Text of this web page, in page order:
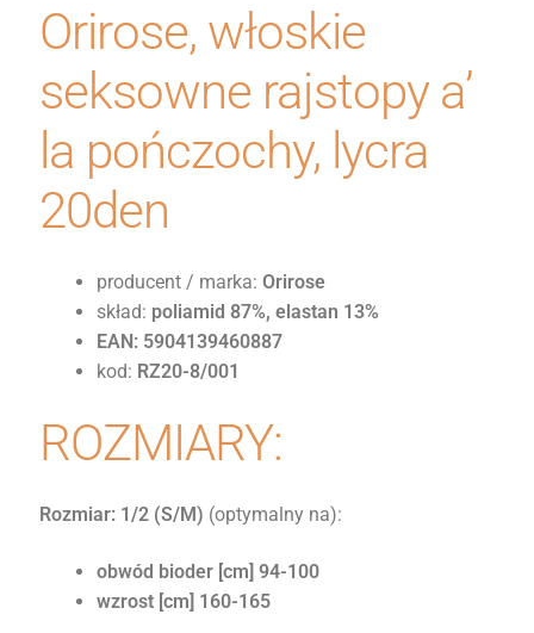
Orirose, włoskie
seksowne rajstopy a’
la pończochy, lycra
20den
producent / marka: Orirose
skład: poliamid 87%, elastan 13%
EAN: 5904139460887
kod: RZ20-8/001
ROZMIARY:
Rozmiar: 1/2 (S/M) (optymalny na):
obwód bioder [cm] 94-100
wzrost [cm] 160-165